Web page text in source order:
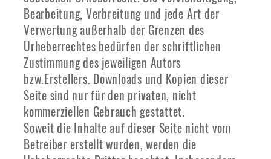
Bearbeitung, Verbreitung und jede Art der
Verwertung außerhalb der Grenzen des
Urheberrechtes bedürfen der schriftlichen
Zustimmung des jeweiligen Autors
bzw.Erstellers. Downloads und Kopien dieser
Seite sind nur für den privaten, nicht
kommerziellen Gebrauch gestattet.
Soweit die Inhalte auf dieser Seite nicht vom
Betreiber erstellt wurden, werden die